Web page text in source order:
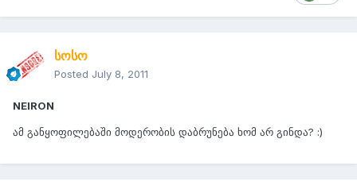
სოსო
Posted July 8, 2011
NEIRON
ამ განყოფილებაში მოდერობის დაბრუნება ხომ არ გინდა? :)